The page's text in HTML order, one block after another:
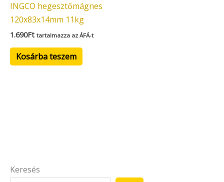
Keresés
INGCO hegesztőmágnes
120x83x14mm 11kg
1.690Ft tartalmazza az ÁFÁ-t
Kosárba teszem